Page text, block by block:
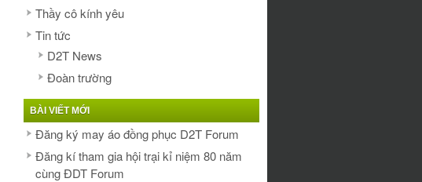
Thầy cô kính yêu
Tin tức
D2T News
Đoàn trường
BÀI VIẾT MỚI
Đăng ký may áo đồng phục D2T Forum
Đăng kí tham gia hội trại kỉ niệm 80 năm
cùng ĐDT Forum